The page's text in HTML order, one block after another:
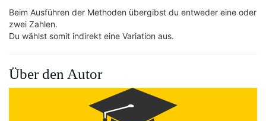
Beim Ausführen der Methoden übergibst du entweder eine oder
zwei Zahlen.
Du wählst somit indirekt eine Variation aus.
Über den Autor